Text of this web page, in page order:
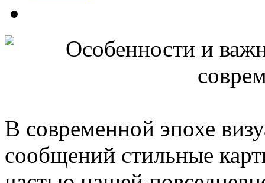
В современной эпохе
сообщений стильные